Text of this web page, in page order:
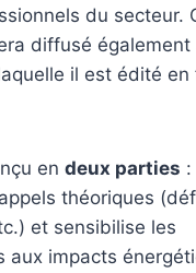
du secteur.
diffusé également
il est édité
en deux parties
théoriques
et sensibilise les
aux impacts